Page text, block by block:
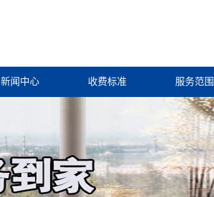
新闻中心 收费标准 服务范围